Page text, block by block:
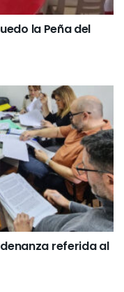
la Peña del
referida al